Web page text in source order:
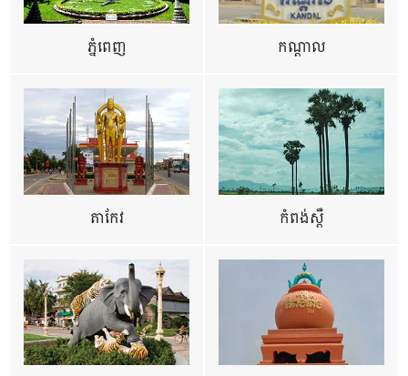
ភ្នំពេញ កណ្តាល
តាកែវ កំពង់ស្ពឺ